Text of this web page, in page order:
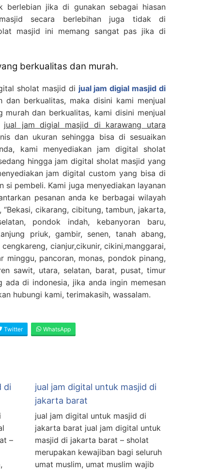
jika di gunakan sebagai hiasan
secara berlebihan juga tidak di
masjid ini memang sangat pas jika di
berkualitas dan murah.
sholat masjid di jual jam digial masjid di
dan berkualitas, maka disini kami menjual
dan berkualitas, kami disini menjual
jual jam digial masjid di karawang utara
dan ukuran sehingga bisa di sesuaikan
kami menyediakan jam digital sholat
hingga jam digital sholat masjid yang
jam digital custom yang bisa di
si pembeli. Kami juga menyediakan layanan
pesanan anda ke berbagai wilayah
cikarang, cibitung, tambun, jakarta,
pondok indah, kebanyoran baru,
priuk, gambir, senen, tanah abang,
cianjur,cikunir, cikini,manggarai,
minggu, pancoran, monas, pondok pinang,
sawit, utara, selatan, barat, pusat, timur
ada di indonesia, jika anda ingin memesan
hubungi kami, terimakasih, wassalam.
Twitter WhatsApp
di
–
jual jam digital untuk masjid di
jakarta barat
jual jam digital untuk masjid di
jakarta barat jual jam digital untuk
masjid di jakarta barat – sholat
merupakan kewajiban bagi seluruh
umat muslim, umat muslim wajib